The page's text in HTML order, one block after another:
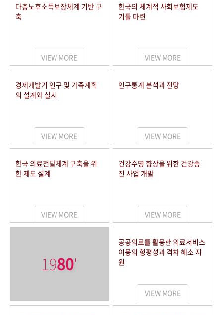
VR 역사관
다층노후소득보장체계 기반 구
축
VIEW MORE
한국의 체계적 사회보험제도
기틀 마련
VIEW MORE
경제개발기 인구 및 가족계획
의 설계와 실시
VIEW MORE
인구통계 분석과 전망
VIEW MORE
한국 의료전달체계 구축을 위
한 제도 설계
VIEW MORE
건강수명 향상을 위한 건강증
진 사업 개발
VIEW MORE
1980'
공공의료를 활용한 의료서비스
이용의 형평성과 격차 해소 지
원
VIEW MORE